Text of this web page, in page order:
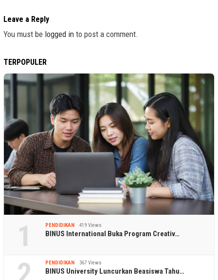
Leave a Reply
You must be logged in to post a comment.
TERPOPULER
1 PENDIDIKAN 419 Views
BINUS International Buka Program Creativ…
PENDIDIKAN 367 Views
BINUS University Luncurkan Beasiswa Tahu…